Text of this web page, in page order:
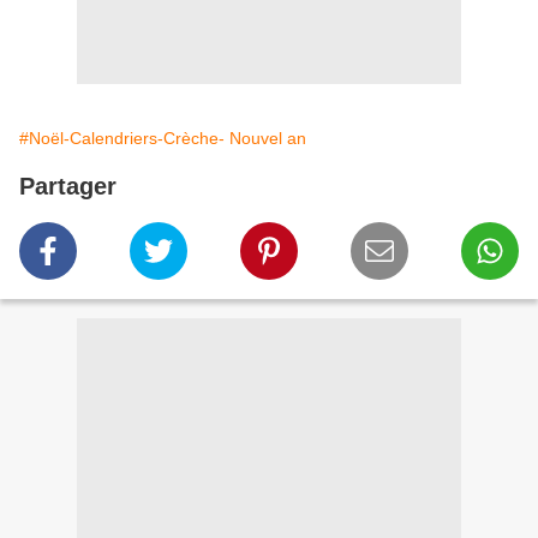
#Noël-Calendriers-Crèche- Nouvel an
Partager